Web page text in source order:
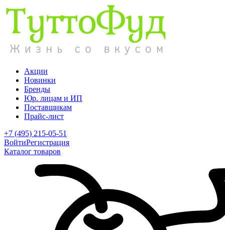
Акции
Новинки
Бренды
Юр. лицам и ИП
Поставщикам
Прайс-лист
+7 (495) 215-05-51
ВойтиРегистрация
Каталог товаров